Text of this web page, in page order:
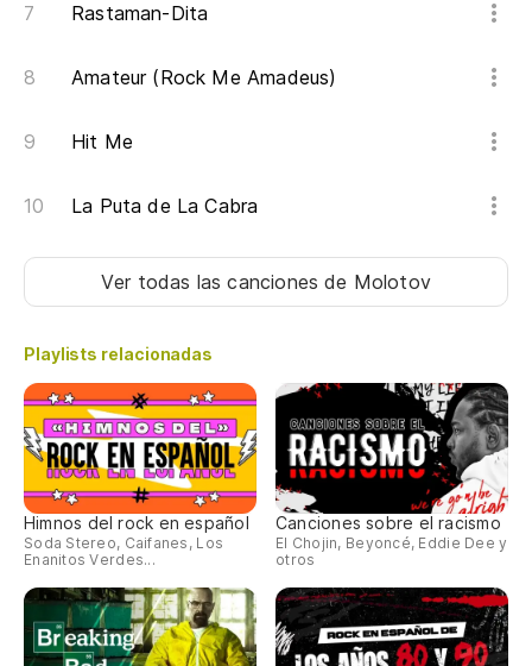
Rastaman-Dita
Amateur (Rock Me Amadeus)
Hit Me
La Puta de La Cabra
Ver todas las cancionesde Molotov
Playlists relacionadas
Himnos del rock en español
Soda Stereo, Caifanes, Los
Enanitos Verdes...
Canciones sobre el racismo
El Chojin, Beyoncé, Eddie Dee y
otros